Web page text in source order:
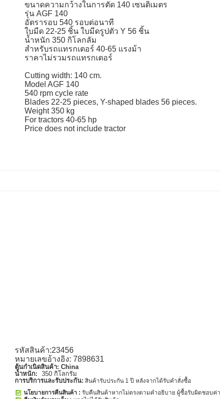
ขนาดความกว้างในการตัด 140 เซนติเมตร
รุ่น AGF 140
อัตรารอบ 540 รอบต่อนาที
ใบมีด 22-25 ชิ้น ใบมีดรูปตัว Y 56 ชิ้น
น้ำหนัก 350 กิโลกลัม
สำหรับรถแทรกเตอร์ 40-65 แรงม้า
ราคาไม่รวมรถแทรกเตอร์
Cutting width: 140 cm.
Model AGF 140
540 rpm cycle rate
Blades 22-25 pieces, Y-shaped blades 56 pieces.
Weight 350 kg
For tractors 40-65 hp
Price does not include tractor
รหัสสินค้า:23456
หมายเลขอ้างอิง: 7898631
ต้นกำเนิดสินค้า: China
น้ำหนัก:
350 กิโลกรัม
การบริการและรับประกัน: สินค้ารับประกัน 1 ปี หลังจากได้รับคำสั่งซื้อ
นโยบายการคืนสินค้า : รับคืนสินค้าหากไม่ตรงตามคำอธิบาย ผู้ซื้อรับผิดชอบค่